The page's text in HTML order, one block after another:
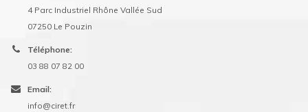
4 Parc Industriel Rhône Vallée Sud
07250 Le Pouzin
Téléphone:
03 88 07 82 00
Email:
info@ciret.fr